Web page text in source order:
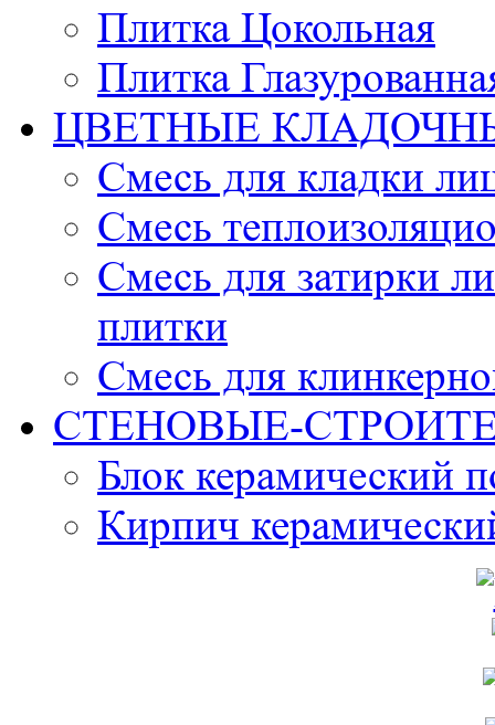
Плитка Цокольная
Плитка
ЦВЕТНЫЕ
Смесь для кладки
Смесь
Смесь для затирки
плитки
Смесь для
СТЕНОВЫЕ-
Блок керамический
Кирпич